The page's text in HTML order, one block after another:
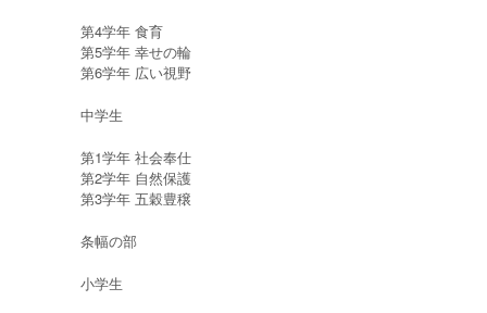
第4学年 食育
第5学年 幸せの輪
第6学年 広い視野
中学生
第1学年 社会奉仕
第2学年 自然保護
第3学年 五穀豊穣
条幅の部
小学生